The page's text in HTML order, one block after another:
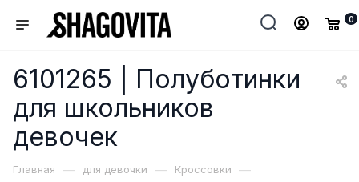
0
6101265 | Полуботинки
для школьников
девочек
Главная — для девочки — Кроссовки —